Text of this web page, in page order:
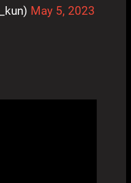
May 5, 2023